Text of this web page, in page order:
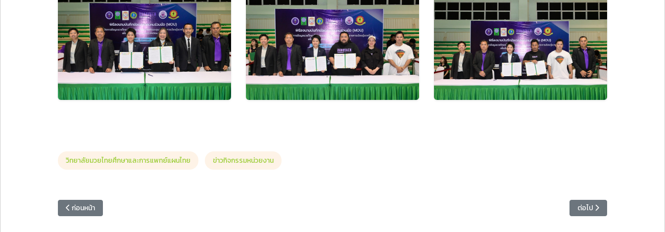
วิทยาลัยมวยไทยศึกษาและการแพทย์แผนไทย ข่าวกิจกรรมหน่วยงาน
เนื้อหาก่อนหน้า: มหาวิทยาลัยราชภัฏหมู่บ้านจอมบึงผนึกวัดโพธิบัลลังก์และเครือข่าย ขับเคลื่อนสงกรานต์มอญ สู่ Soft Power ยกระดับเศรษฐกิจสร้างสรรค์ ตอบโจทย์มหาวิทยาลัยเพื่อการพัฒนาท้องถิ่น
ก่อนหน้า เนื้อหาถัดไป: หน่วยพัฒนาท้อง
ต่อไป